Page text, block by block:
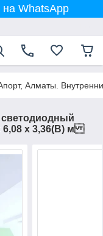
WhatsApp
Алматы.
6,08 х 3,36(В) м